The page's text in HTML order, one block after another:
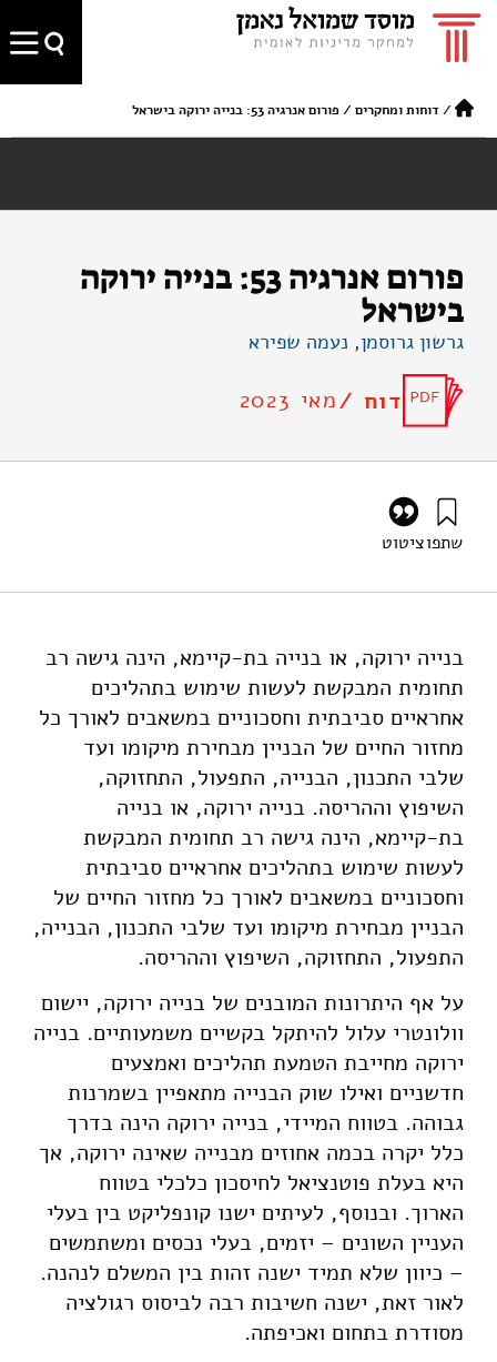
/דוחות ומחקרים / פורום אנרגיה 53: בנייה ירוקה בישראל
פורום אנרגיה 53: בנייה ירוקה
בישראל
גרשון גרוסמן, נעמה שפירא
דוח /מאי 2023
שתפוציטוט
בנייה ירוקה, או בנייה בת-קיימא, הינה גישה רב
תחומית המבקשת לעשות שימוש בתהליכים
אחראיים סביבתית וחסכוניים במשאבים לאורך כל
מחזור החיים של הבניין מבחירת מיקומו ועד
שלבי התכנון, הבנייה, התפעול, התחזוקה,
השיפוץ וההריסה. בנייה ירוקה, או בנייה
בת-קיימא, הינה גישה רב תחומית המבקשת
לעשות שימוש בתהליכים אחראיים סביבתית
וחסכוניים במשאבים לאורך כל מחזור החיים של
הבניין מבחירת מיקומו ועד שלבי התכנון, הבנייה,
התפעול, התחזוקה, השיפוץ וההריסה.
על אף היתרונות המובנים של בנייה ירוקה, יישום
וולונטרי עלול להיתקל בקשיים משמעותיים. בנייה
ירוקה מחייבת הטמעת תהליכים ואמצעים
חדשניים ואילו שוק הבנייה מתאפיין בשמרנות
גבוהה. בטווח המיידי, בנייה ירוקה הינה בדרך
כלל יקרה בכמה אחוזים מבנייה שאינה ירוקה, אך
היא בעלת פוטנציאל לחיסכון כלכלי בטווח
הארוך. ובנוסף, לעיתים ישנו קונפליקט בין בעלי
העניין השונים – יזמים, בעלי נכסים ומשתמשים
– כיוון שלא תמיד ישנה זהות בין המשלם לנהנה.
לאור זאת, ישנה חשיבות רבה לביסוס רגולציה
מסודרת בתחום ואכיפתה.